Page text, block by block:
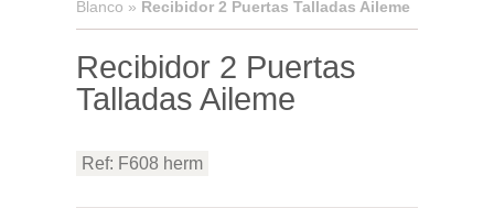
Blanco » Recibidor 2 Puertas Talladas Aileme
Recibidor 2 Puertas
Talladas Aileme
Ref: F608 herm